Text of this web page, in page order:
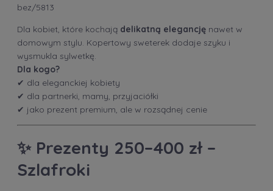
bez/5813
Dla kobiet, które kochają delikatną elegancję nawet w
domowym stylu. Kopertowy sweterek dodaje szyku i
wysmukla sylwetkę.
Dla kogo?
✔ dla eleganckiej kobiety
✔ dla partnerki, mamy, przyjaciółki
✔ jako prezent premium, ale w rozsądnej cenie
✨ Prezenty 250–400 zł –
Szlafroki